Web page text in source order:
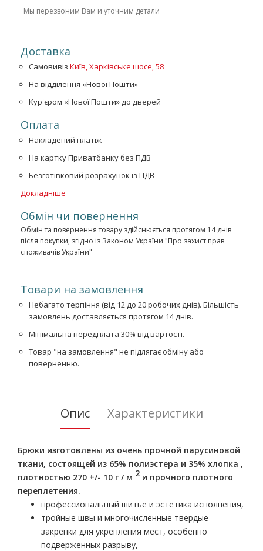
Мы перезвоним Вам и уточним детали
Доставка
Самовивіз Київ, Харківське шосе, 58
На відділення «Нової Пошти»
Кур'єром «Нової Пошти» до дверей
Оплата
Накладений платіж
На картку Приватбанку без ПДВ
Безготівковий розрахунок із ПДВ
Докладніше
Обмін чи повернення
Обмін та повернення товару здійснюється протягом 14 днів
після покупки, згідно із Законом України "Про захист прав
споживачів України"
Товари на замовлення
Небагато терпіння (від 12 до 20 робочих днів). Більшість
замовлень доставляється протягом 14 днів.
Мінімальна передплата 30% від вартості.
Товар "на замовлення" не підлягає обміну або
поверненню.
Опис Характеристики
Брюки изготовлены из очень прочной парусиновой
ткани, состоящей из 65% полиэстера и 35% хлопка ,
плотностью 270 +/- 10 г / м 2 и прочного плотного
переплетения.
профессиональный шитье и эстетика исполнения,
тройные швы и многочисленные твердые
закрепки для укрепления мест, особенно
подверженных разрыву,